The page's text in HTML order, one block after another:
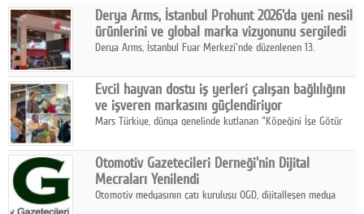
Facebook
Diziler
Karikatür
Youtube
Polemik
Reklam
Derya Arms, İstanbul Prohunt 2026'da yeni nesil
ürünlerini ve global marka vizyonunu sergiledi
Derya Arms, İstanbul Fuar Merkezi'nde düzenlenen 13.
Fuarı'nda sektör profesyonelleri, iş ortakları, bayiler ve son
kullanıcılarla bir araya geldi.
Evcil hayvan dostu iş yerleri çalışan bağlılığını
ve işveren markasını güçlendiriyor
Mars Türkiye, dünya genelinde kutlanan "Köpeğini İşe Götür
çalışan bağlılığı, iyi olma hali ve işveren markası üzerindeki
etkisine dikkat çekti.
Otomotiv Gazetecileri Derneği'nin Dijital
Mecraları Yenilendi
Otomotiv medyasının çatı kuruluşu OGD, dijitalleşen medya